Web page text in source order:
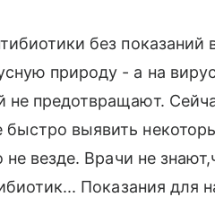
без показаний
природу - а на
не предотвращают.
выявить
везде. Врачи не
Показания для